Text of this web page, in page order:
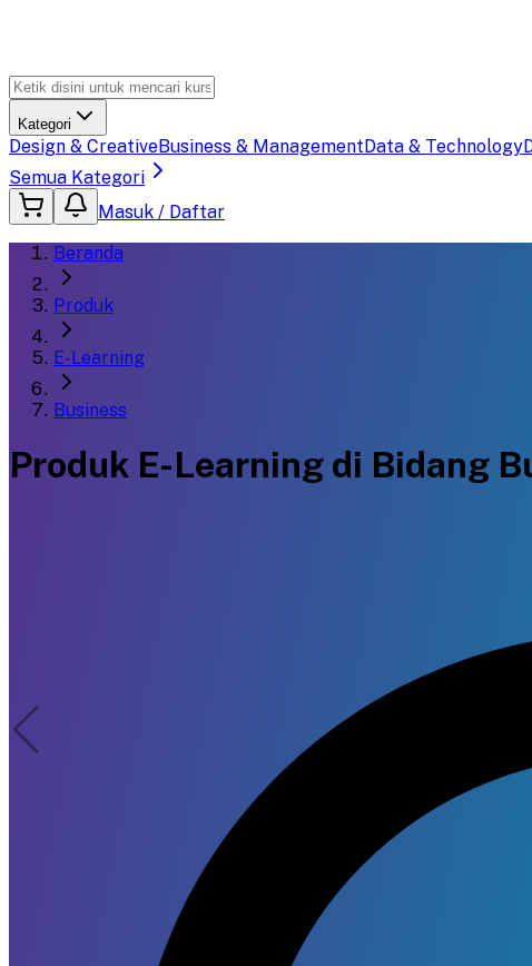
Kategori
Design & CreativeBusiness & ManagementData & Technology
Semua Kategori
Masuk / Daftar
Beranda
Produk
E-Learning
Business
Produk E-Learning di Bidang